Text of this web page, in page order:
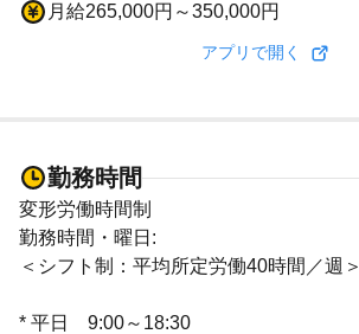
月給265,000円～350,000円
アプリで開く
勤務時間
変形労働時間制
勤務時間・曜日:
＜シフト制：平均所定労働40時間／週＞
* 平日 9:00～18:30